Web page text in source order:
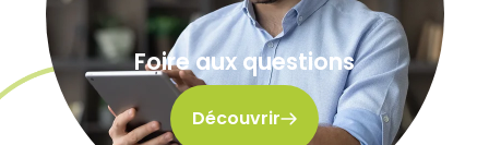
Foire aux questions
Découvrir